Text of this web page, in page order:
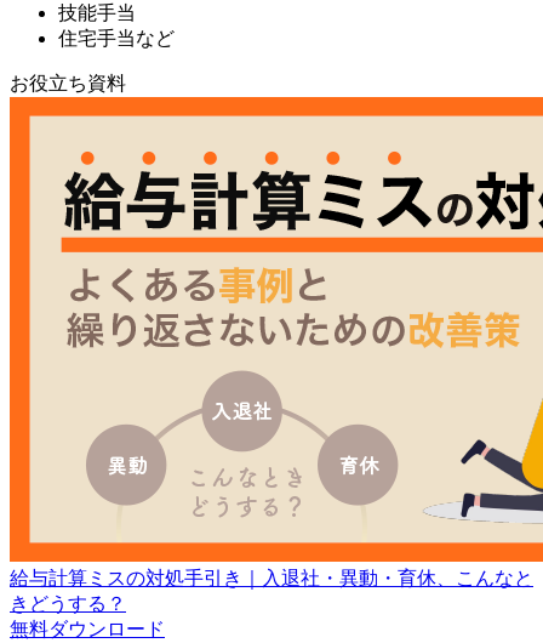
技能手当
住宅手当など
お役立ち資料
給与計算ミスの対処手引き｜入退社・異動・育休、こんなと
きどうする？
無料ダウンロード